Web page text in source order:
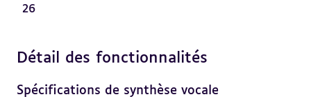
26
Détail des fonctionnalités
Spécifications de synthèse vocale
au
Revenir
sommaire